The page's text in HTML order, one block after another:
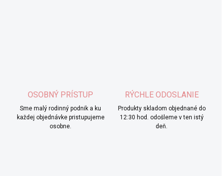
OSOBNÝ PRÍSTUP
Sme malý rodinný podnik a ku
každej objednávke pristupujeme
osobne.
RÝCHLE ODOSLANIE
Produkty skladom objednané do
12:30 hod. odošleme v ten istý
deň.